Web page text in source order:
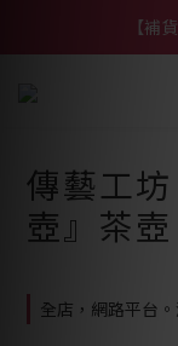
【熱門】馬
【補
【熱門】馬
傳藝工
壺』茶
全店，網路平台